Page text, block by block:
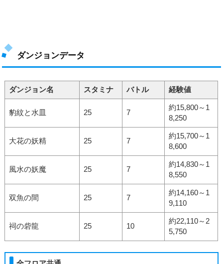
ダンジョンデータ
ダンジョン名 スタミナ バトル 経験値
豹紋と水皿 25 7
約15,800～1
8,250
大花の妖精 25 7
約15,700～1
8,600
風水の妖魔 25 7
約14,830～1
8,550
双魚の間 25 7
約14,160～1
9,110
祠の砦龍 25 10
約22,110～2
5,750